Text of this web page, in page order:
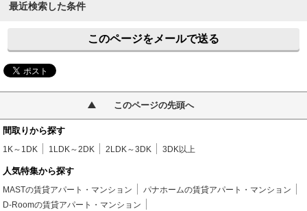
最近検索した条件
このページをメールで送る
このページの先頭へ
間取りから探す
1K～1DK 1LDK～2DK 2LDK～3DK 3DK以上
人気特集から探す
MASTの賃貸アパート・マンション
パナホームの賃貸アパート・マンション
D-Roomの賃貸アパート・マンション